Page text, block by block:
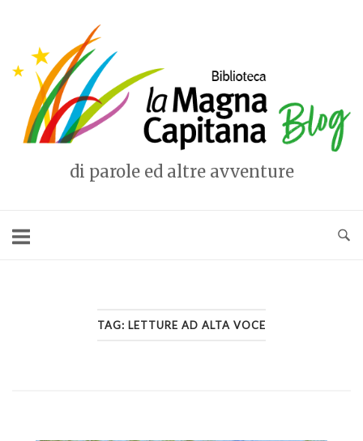
contenuto
di parole ed altre avventure
TAG: LETTURE AD ALTA VOCE